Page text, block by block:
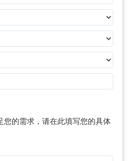
您的需求，请在此填写您的具体